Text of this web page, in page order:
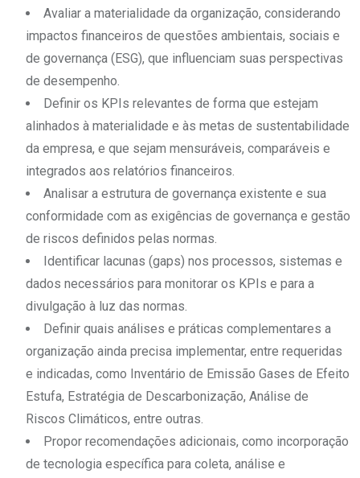
Avaliar a materialidade da organização, considerando
impactos financeiros de questões ambientais, sociais e
de governança (ESG), que influenciam suas perspectivas
de desempenho.
Definir os KPIs relevantes de forma que estejam
alinhados à materialidade e às metas de sustentabilidade
da empresa, e que sejam mensuráveis, comparáveis e
integrados aos relatórios financeiros.
Analisar a estrutura de governança existente e sua
conformidade com as exigências de governança e gestão
de riscos definidos pelas normas.
Identificar lacunas (gaps) nos processos, sistemas e
dados necessários para monitorar os KPIs e para a
divulgação à luz das normas.
Definir quais análises e práticas complementares a
organização ainda precisa implementar, entre requeridas
e indicadas, como Inventário de Emissão Gases de Efeito
Estufa, Estratégia de Descarbonização, Análise de
Riscos Climáticos, entre outras.
Propor recomendações adicionais, como incorporação
de tecnologia específica para coleta, análise e